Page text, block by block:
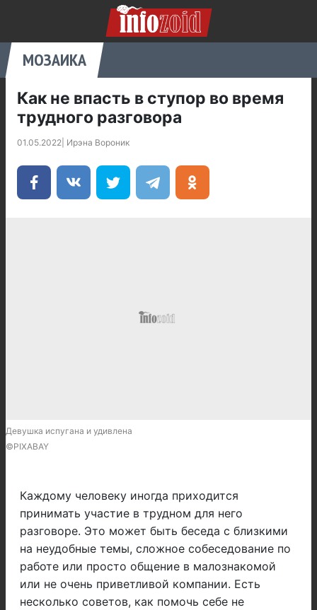
МОЗАИКА
Как не впасть в ступор во время
трудного разговора
01.05.2022 Ирэна Вороник
Девушка испугана и удивлена
©PIXABAY
Каждому человеку иногда приходится
принимать участие в трудном для него
разговоре. Это может быть беседа с близкими
на неудобные темы, сложное собеседование по
работе или просто общение в малознакомой
или не очень приветливой компании. Есть
несколько советов, как помочь себе не